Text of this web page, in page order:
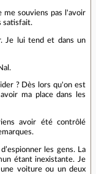
me souviens pas l'avoir
satisfait.
Je lui tend et dans un
? Dès lors qu'on est
ma place dans les
avoir été contrôlé
les gens. La
étant inexistante. Je
voiture ou un deux